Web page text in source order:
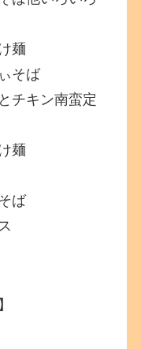
麺
そば
チキン南蛮定
麺
ば